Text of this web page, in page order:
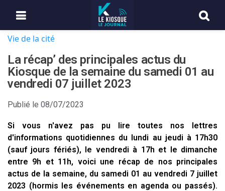
Vie de la cité
La récap’ des principales actus du
Kiosque de la semaine du samedi 01 au
vendredi 07 juillet 2023
Publié le 08/07/2023
Si vous n'avez pas pu lire toutes nos lettres
d'informations quotidiennes du lundi au jeudi à 17h30
(sauf jours fériés), le vendredi à 17h et le dimanche
entre 9h et 11h, voici une récap de nos principales
actus de la semaine, du samedi 01 au vendredi 7 juillet
2023 (hormis les événements en agenda ou passés).